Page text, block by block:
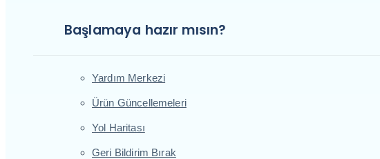
Başlamaya hazır mısın?
Yardım Merkezi
Ürün Güncellemeleri
Yol Haritası
Geri Bildirim Bırak